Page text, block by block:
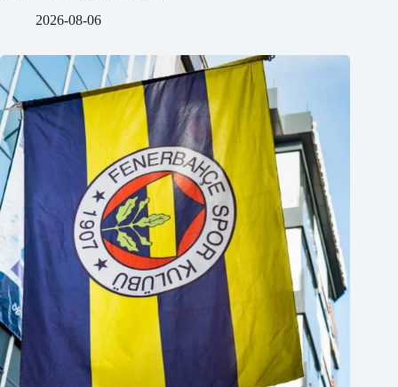
2026-08-06